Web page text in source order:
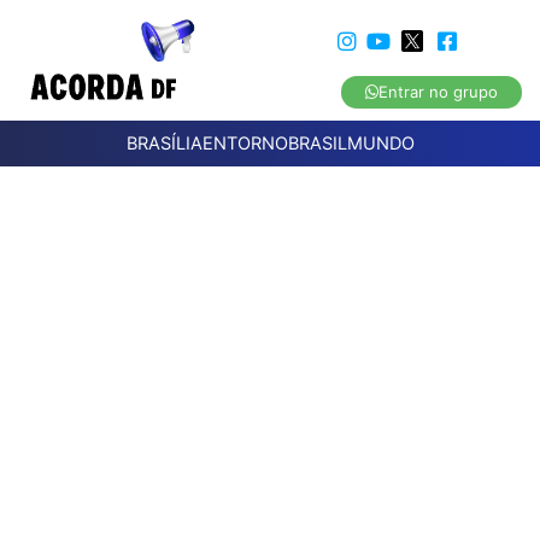
Entrar no grupo
BRASÍLIAENTORNOBRASILMUNDO